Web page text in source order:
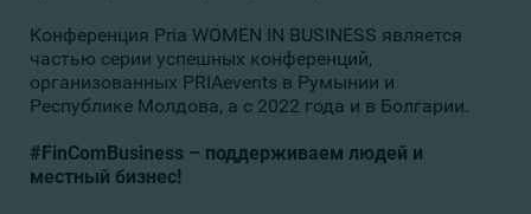
Конференция Pria WOMEN IN BUSINESS является
частью серии успешных конференций,
организованных PRIAevents в Румынии и
Республике Молдова, а с 2022 года и в Болгарии.
#FinComBusiness – поддерживаем людей и
местный бизнес!